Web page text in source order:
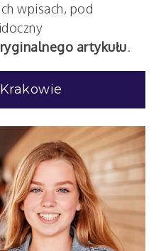
wpisach, pod
artykułu.